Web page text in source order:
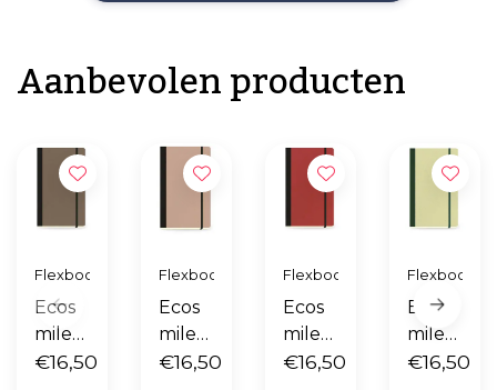
Aanbevolen producten
Flexbook
Ecos
miles
Koffie
€16,50
Flexbook
Ecos
miles
Aman
€16,50
Flexbook
Ecos
miles
Kers
€16,50
Flexbook
Ecos
miles
Kiwi
€16,50